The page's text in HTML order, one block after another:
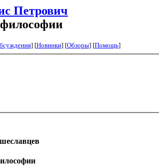
Петрович
философии
] [Новинки] [Обзоры] [Помощь]